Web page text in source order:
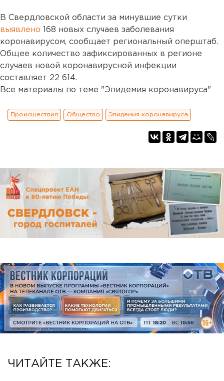
В Свердловской области за минувшие сутки
выявлено 168 новых случаев заболевания
коронавирусом, сообщает региональный оперштаб.
Общее количество зафиксированных в регионе
случаев новой коронавирусной инфекции
составляет 22 614.
Все материалы по теме "Эпидемия коронавируса"
Происшествия Общество Эпидемия коронавируса
ЧИТАЙТЕ ТАКЖЕ: